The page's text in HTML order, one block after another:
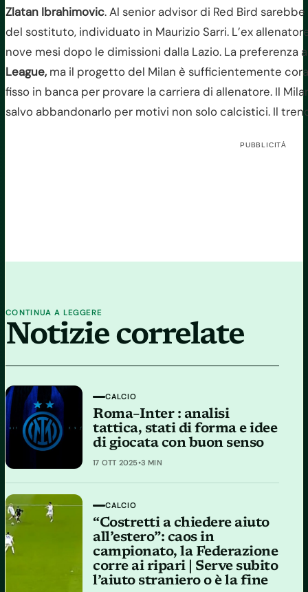
Zlatan Ibrahimovic. Al senior advisor di Red Bird
del sostituto, individuato in Maurizio Sarri. L’ex
nove mesi dopo le dimissioni dalla Lazio. La
League, ma il progetto del Milan è sufficientemente
fisso in banca per provare la carriera di allenatore. Il
salvo abbandonarlo per motivi non solo calcistici. Il
PUBBLICITÀ
CONTINUA A LEGGERE
Notizie correlate
CALCIO
Roma–Inter : analisi
tattica, stati di forma e idee
di giocata con buon senso
17 OTT 2025•3 MIN
CALCIO
“Costretti a chiedere aiuto
all’estero”: caos in
campionato, la Federazione
corre ai ripari | Serve subito
l’aiuto straniero o è la fine